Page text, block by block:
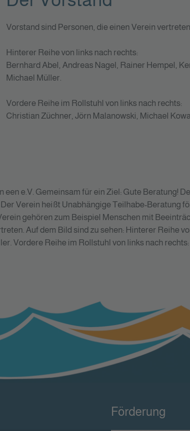
Vorstand sind Personen, die einen Verein
Hinterer Reihe von links nach rechts:
Bernhard Abel, Andreas Nagel, Rainer Hempel,
Michael Müller.
Vordere Reihe im Rollstuhl von links nach rechts:
Christian Züchner, Jörn Malanowski, Michael
e.V. Gemeinsam für ein Ziel: Gute Beratung!
Verein heißt Unabhängige Teilhabe-Beratung
gehören zum Beispiel Menschen mit
Auf dem Bild sind zu sehen: Hinterer Reihe
Vordere Reihe im Rollstuhl von links nach
Förderung